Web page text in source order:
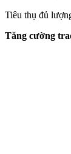
Tiêu thụ đủ
Tăng cường